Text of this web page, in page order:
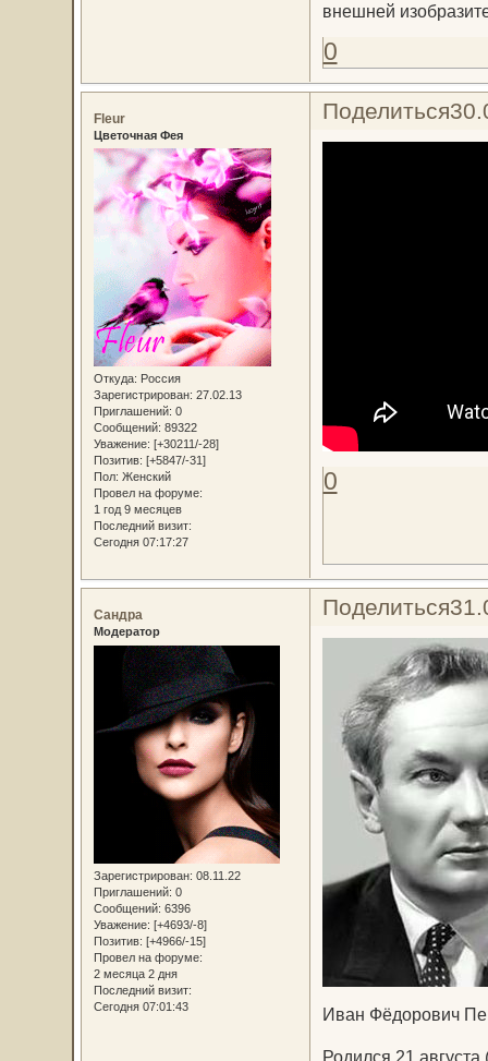
внешней
0
Поделиться
Fleur
Цветочная Фея
Откуда: Россия
Зарегистрирован: 27.02.13
Приглашений: 0
Сообщений: 89322
Уважение: [+30211/-28]
Позитив: [+5847/-31]
Пол: Женский
Провел на форуме:
1 год 9 месяцев
Последний визит:
Сегодня 07:17:27
0
Поделиться
Сандра
Модератор
Зарегистрирован: 08.11.22
Приглашений: 0
Сообщений: 6396
Уважение: [+4693/-8]
Позитив: [+4966/-15]
Провел на форуме:
2 месяца 2 дня
Последний визит:
Сегодня 07:01:43
Иван Фёдорович
Родился 21